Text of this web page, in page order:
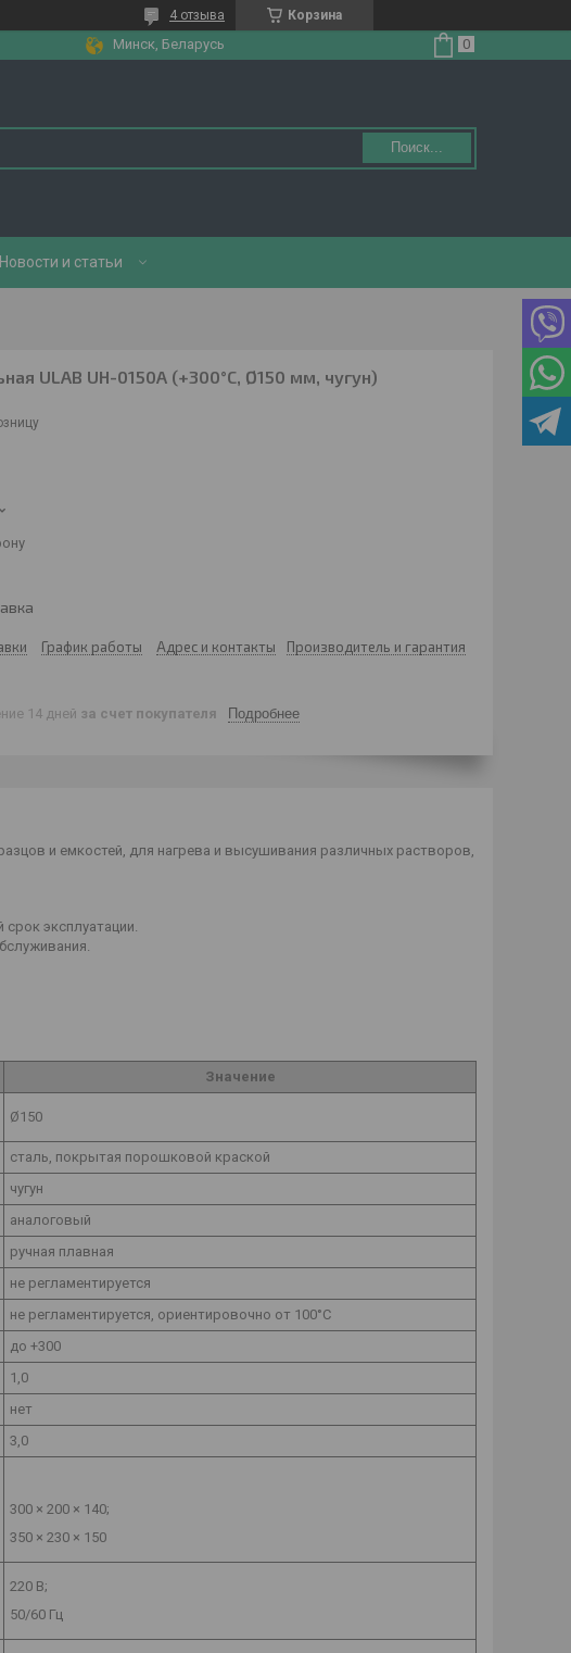
Корзина
4 отзыва
Минск, Беларусь
Поиск...
Новости и статьи
ULAB UH-0150A (+300°С, Ø150 мм, чугун)
График работы Адрес и контакты Производитель и гарантия
14 дней за счет покупателя Подробнее
и емкостей, для нагрева и высушивания различных растворов,
эксплуатации.
Значение
Ø150
сталь, покрытая порошковой краской
чугун
аналоговый
ручная плавная
не регламентируется
не регламентируется, ориентировочно от 100°С
до +300
1,0
нет
3,0
300 × 200 × 140;
350 × 230 × 150
220 В;
50/60 Гц